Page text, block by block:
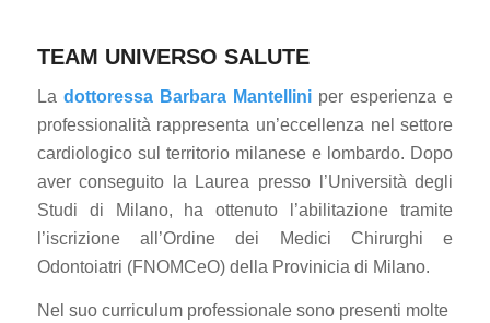
TEAM UNIVERSO SALUTE
La dottoressa Barbara Mantellini per esperienza e
professionalità rappresenta un’eccellenza nel settore
cardiologico sul territorio milanese e lombardo. Dopo
aver conseguito la Laurea presso l’Università degli
Studi di Milano, ha ottenuto l’abilitazione tramite
l’iscrizione all’Ordine dei Medici Chirurghi e
Odontoiatri (FNOMCeO) della Provinicia di Milano.
Nel suo curriculum professionale sono presenti molte